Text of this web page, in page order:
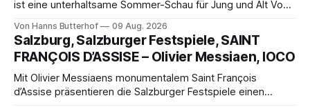
ist eine unterhaltsame Sommer-Schau für Jung und Alt Von
Münster der Vorhang zur neuen Show Circus hebt, erkundet
wohl auch eine junge Frau, wie es ist, wenn der Zirkus ins
Varieté kommt.
Von Hanns Butterhof 09 Aug. 2026
Salzburg, Salzburger Festspiele, SAINT
FRANÇOIS D’ASSISE – Olivier Messiaen, IOCO
Mit Olivier Messiaens monumentalem Saint François
d’Assise präsentieren die Salzburger Festspiele einen